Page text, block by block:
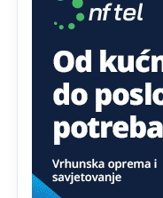
Анонимно2810587
Proguglajte
Анонимно2810587
O kako su cudni lvi
ja srce svima
ima i ko nema na
Анонимно2810587